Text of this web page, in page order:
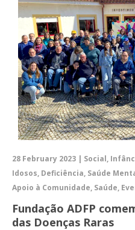
28 February 2023 | Social,
Idosos, Deficiência, Saúde
Apoio à Comunidade, Saúde,
Fundação ADFP
das Doenças Raras